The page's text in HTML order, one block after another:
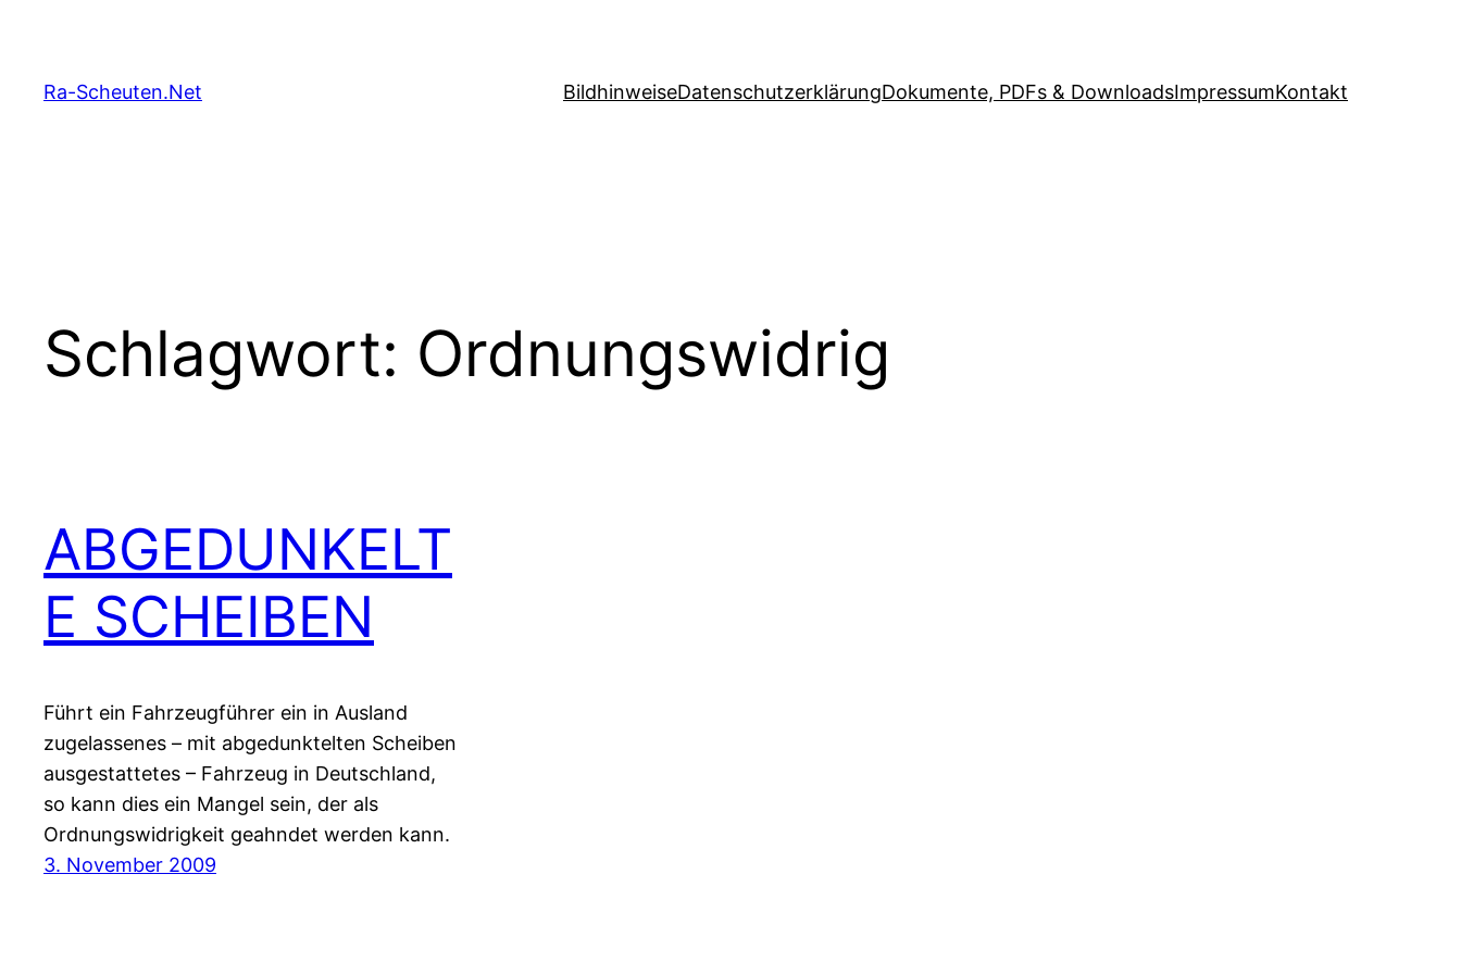
springen
Ra-Scheuten.Net BildhinweiseDatenschutzerklärungDokumente, PDFs & DownloadsImpressumKontakt
Schlagwort: Ordnungswidrig
ABGEDUNKELT
E SCHEIBEN
Führt ein Fahrzeugführer ein in Ausland
zugelassenes – mit abgedunktelten Scheiben
ausgestattetes – Fahrzeug in Deutschland,
so kann dies ein Mangel sein, der als
Ordnungswidrigkeit geahndet werden kann.
3. November 2009